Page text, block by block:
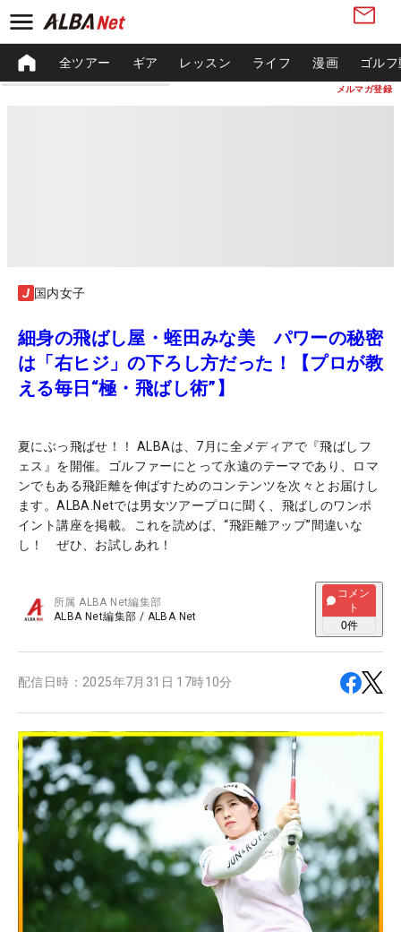
メルマガ登録
全ツアー ギア レッスン ライフ 漫画 ゴル
国内女子
細身の飛ばし屋・蛭田みな美 パワーの秘密
は「右ヒジ」の下ろし方だった！【プロが教
える毎日“極・飛ばし術”】
夏にぶっ飛ばせ！！ ALBAは、7月に全メディアで『飛ばしフ
ェス』を開催。ゴルファーにとって永遠のテーマであり、ロマ
ンでもある飛距離を伸ばすためのコンテンツを次々とお届けし
ます。ALBA.Netでは男女ツアープロに聞く、飛ばしのワンポ
イント講座を掲載。これを読めば、“飛距離アップ”間違いな
し！ ぜひ、お試しあれ！
所属ALBA Net編集部
ALBA Net編集部 / ALBA Net
コメン
ト
0件
配信日時： 2025年7月31日 17時10分